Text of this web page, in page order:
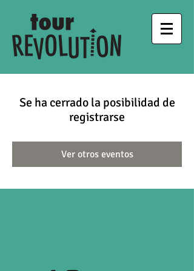
Se ha cerrado la posibilidad de
registrarse
Ver otros eventos